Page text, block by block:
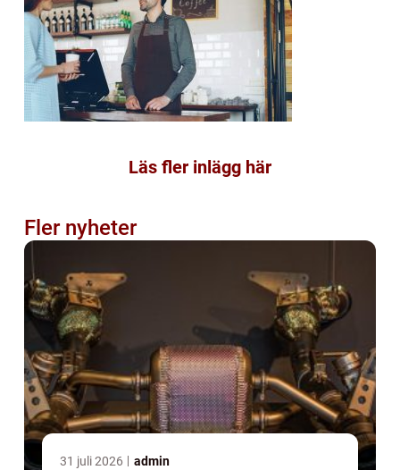
Läs fler inlägg här
Fler nyheter
31 juli 2026 admin